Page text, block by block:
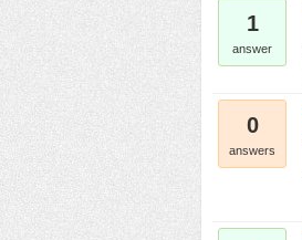
1
answer
0
answers